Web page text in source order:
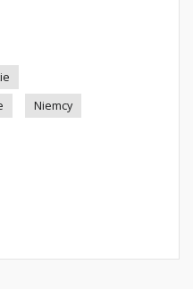
Niemcy